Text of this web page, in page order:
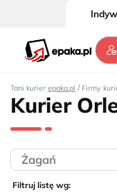
Tani kurier epaka.pl / Firmy
Kurier
Filtruj listę wg: